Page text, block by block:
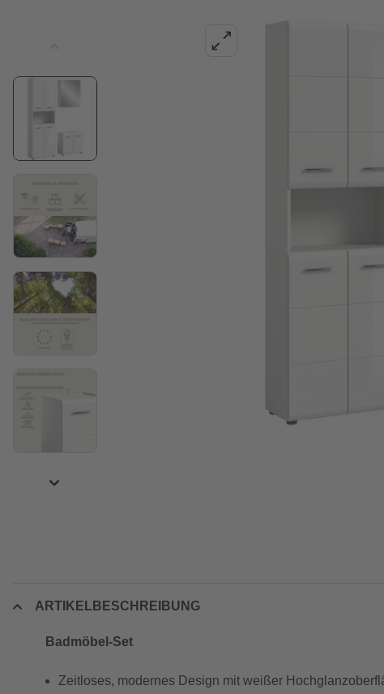
ARTIKELBESCHREIBUNG
Badmöbel-Set
Zeitloses, modernes Design mit weißer